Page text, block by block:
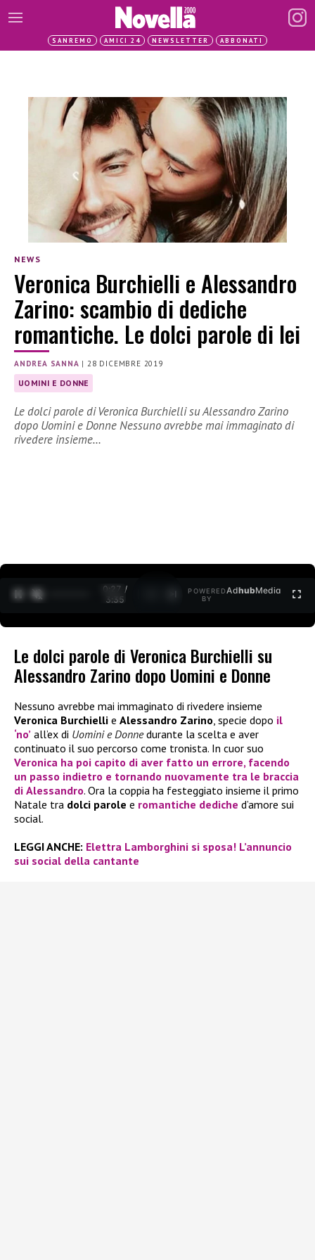
SANREMO AMICI 24 NEWSLETTER ABBONATI
NEWS
Veronica Burchielli e Alessandro
Zarino: scambio di dediche
romantiche. Le dolci parole di lei
ANDREA SANNA |28 DICEMBRE 2019
UOMINI E DONNE
Le dolci parole di Veronica Burchielli su Alessandro Zarino
dopo Uomini e Donne Nessuno avrebbe mai immaginato di
rivedere insieme…
0:27 /
3:35
POWERED
BY
AdhubMedia
Le dolci parole di Veronica Burchielli su
Alessandro Zarino dopo Uomini e Donne
Nessuno avrebbe mai immaginato di rivedere insieme
Veronica Burchielli e Alessandro Zarino, specie dopo il
‘no’ all’ex di Uomini e Donnedurante la scelta e aver
continuato il suo percorso come tronista. In cuor suo
Veronica ha poi capito di aver fatto un errore, facendo
un passo indietro e tornando nuovamente tra le braccia
di Alessandro. Ora la coppia ha festeggiato insieme il primo
Natale tra dolci parole e romantiche dediche d’amore sui
social.
LEGGI ANCHE: Elettra Lamborghini si sposa! L’annuncio
sui social della cantante